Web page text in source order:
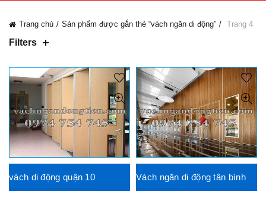
Trang chủ Sản phẩm được gắn thẻ “vách ngăn di động” Trang 4
Filters
vách di động quận 10 Vách ngăn di động tân bình